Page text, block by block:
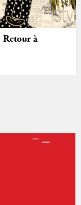
Retour à